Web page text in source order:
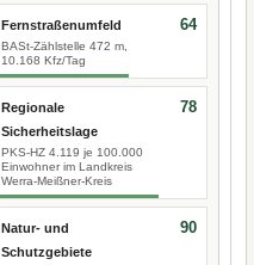
Fernstraßenumfeld
BASt-Zählstelle 472 m,
10.168 Kfz/Tag
64
Regionale
Sicherheitslage
PKS-HZ 4.119 je 100.000
Einwohner im Landkreis
Werra-Meißner-Kreis
78
Natur- und
Schutzgebiete
90